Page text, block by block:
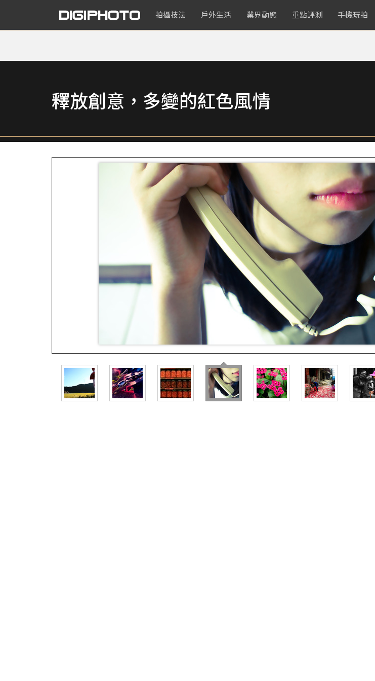
拍攝技法 戶外生活 業界動態 重點評測 手機玩拍
釋放創意，多變的紅色風情